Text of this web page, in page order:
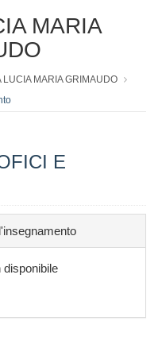
MARIA
LUCIA MARIA GRIMAUDO
E
disponibile